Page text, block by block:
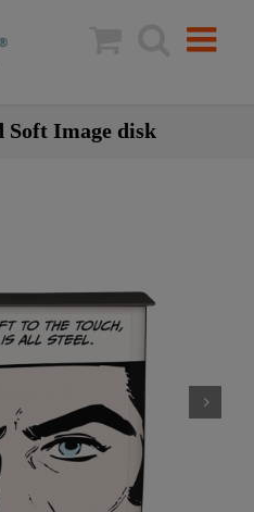
Image disk